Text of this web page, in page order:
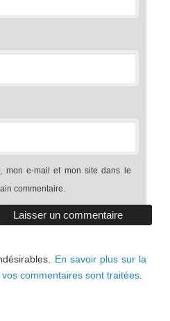
mon e-mail et mon site dans le
commentaire.
En savoir plus sur la
commentaires sont traitées